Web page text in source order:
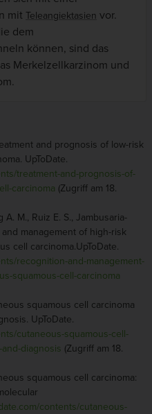
mit Teleangiektasien vor.
dem
können, sind das
Merkelzellkarzinom und
and prognosis of low-risk
UpToDate.
treatment-and-prognosis-of-
carcinoma (Zugriff am 18.
A. M., Ruiz E. S., Jambusaria-
management of high-risk
cell carcinoma.UpToDate.
recognition-and-management-
squamous-cell-carcinoma
squamous cell carcinoma
UpToDate.
cutaneous-squamous-cell-
diagnosis (Zugriff am 18.
squamous cell carcinoma:
contents/cutaneous-